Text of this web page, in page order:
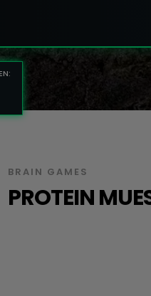
BRAIN GAMES
PROTEIN